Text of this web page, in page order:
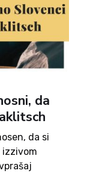
da
da si
izzivom